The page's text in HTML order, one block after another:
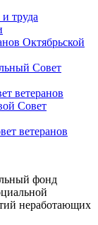
труда
Октябрьской
Совет
ветеранов
Совет
ветеранов
фонд
неработающих